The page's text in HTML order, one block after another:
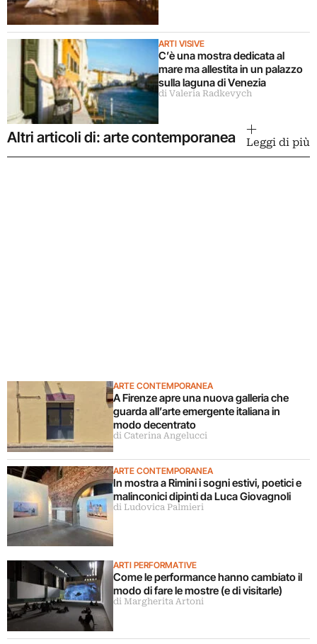
ARTI VISIVE
C’è una mostra dedicata al
mare ma allestita in un palazzo
sulla laguna di Venezia
di Valeria Radkevych
Altri articoli di: arte contemporanea Leggi di più
ARTE CONTEMPORANEA
A Firenze apre una nuova galleria che
guarda all’arte emergente italiana in
modo decentrato
di Caterina Angelucci
ARTE CONTEMPORANEA
In mostra a Rimini i sogni estivi, poetici e
malinconici dipinti da Luca Giovagnoli
di Ludovica Palmieri
ARTI PERFORMATIVE
Come le performance hanno cambiato il
modo di fare le mostre (e di visitarle)
di Margherita Artoni